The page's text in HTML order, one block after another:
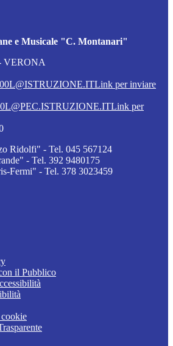
e Musicale "C. Montanari"
VERONA
Link per inviare
Link per
Ridolfi" - Tel. 045 567124
- Tel. 392 9480175
Fermi" - Tel. 378 3023459
il Pubblico
cookie